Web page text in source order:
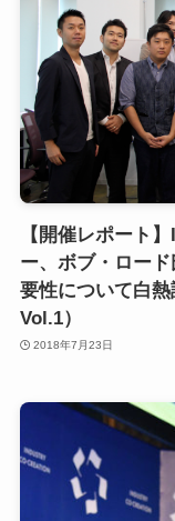
【開催レポート
ー、ボブ・ロー
要性について白
Vol.1）
2018年7月23日